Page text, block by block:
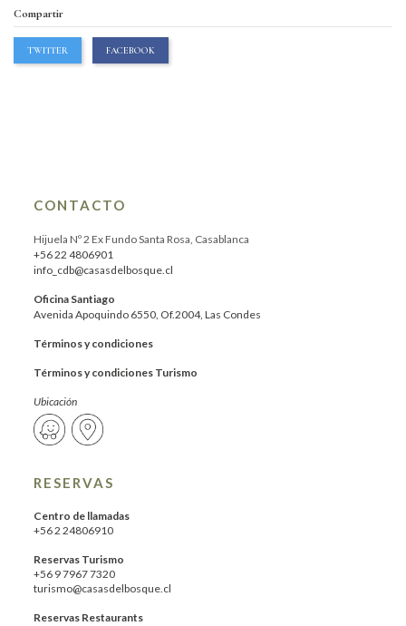
Compartir
TWITTER FACEBOOK
CONTACTO
Hijuela Nº 2 Ex Fundo Santa Rosa, Casablanca
+56 22 4806901
info_cdb@casasdelbosque.cl
Oficina Santiago
Avenida Apoquindo 6550, Of.2004, Las Condes
Términos y condiciones
Términos y condiciones Turismo
Ubicación
RESERVAS
Centro de llamadas
+56 2 24806910
Reservas Turismo
+56 9 7967 7320
turismo@casasdelbosque.cl
Reservas Restaurants